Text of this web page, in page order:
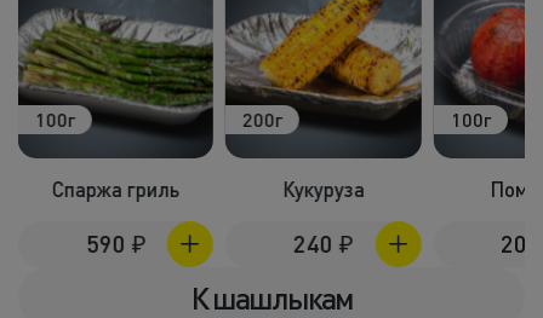
100г
Спаржа гриль
590 ₽
200г
Кукуруза
240 ₽
100г
К шашлыкам